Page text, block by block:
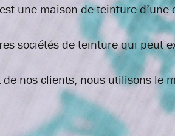
une maison de teinture
sociétés de teinture qui peut
nos clients, nous utilisons le